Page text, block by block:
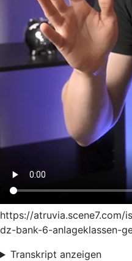
https://
dz-bank-6-anlageklassen-
Transkript anzeigen